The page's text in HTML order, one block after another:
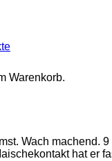
Warenkorb.
Wach machend.
hat er